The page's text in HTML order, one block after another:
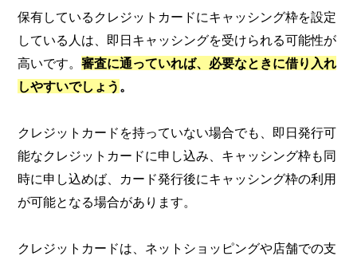
保有しているクレジットカードにキャッシング枠を設定
している人は、即日キャッシングを受けられる可能性が
高いです。審査に通っていれば、必要なときに借り入れ
しやすいでしょう 。
クレジットカードを持っていない場合でも、即日発行可
能なクレジットカードに申し込み、キャッシング枠も同
時に申し込めば、カード発行後にキャッシング枠の利用
が可能となる場合があります。
クレジットカードは、ネットショッピングや店舗での支